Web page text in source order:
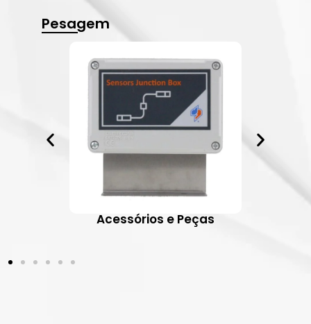
Pesagem
Acessórios e Peças